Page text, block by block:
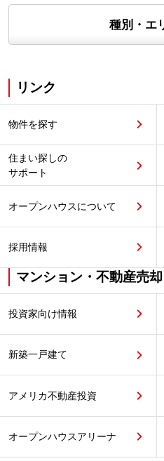
種別・エ
リンク
物件を探す
住まい探しの
サポート
オープンハウスについて
採用情報
マンション・不動産売
投資家向け情報
新築一戸建て
アメリカ不動産投資
オープンハウスアリーナ